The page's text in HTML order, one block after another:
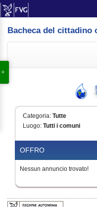
Bacheca del cittadino
Categoria: Tutte
Luogo: Tutti i comuni
OFFRO
Nessun annuncio trovato!